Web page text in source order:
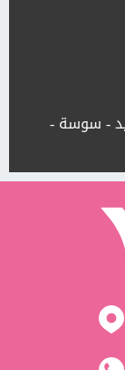
- سوسة -